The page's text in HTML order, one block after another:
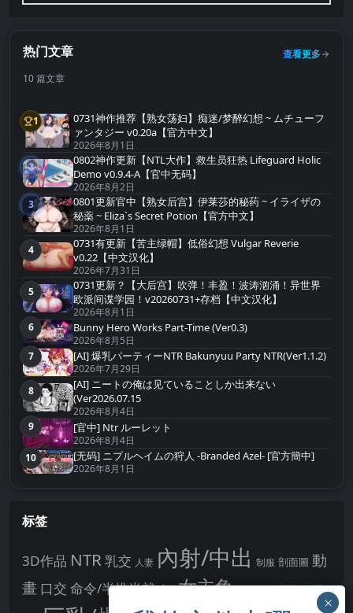
热门文章
查看更多
10 篇文章
第1名
1
0731神作推荐【熟女荡妇】痴迷/梦醉幻想 ~ ムチューフ
ァンタジー v0.20a【官方中文】
2026年8月1日
第2名
2
0802神作更新【NTL大作】救生员狂热 Lifeguard Holic
Demo v0.9.4-A【官中无码】
2026年8月2日
第3名
3
0801更新官中【熟女后宫】伊莱莎的秘药 ~ イライザの
秘薬 ~ Eliza`s Secret Potion【官方中文】
2026年8月1日
第4名
4
0731有更新【苦主绿帽】低俗幻想 Vulgar Reverie
v0.22【中文汉化】
2026年7月31日
第5名
5
0731更新？【大后宫】吹弹！丰盈！波涛汹涌！异世界
欧派间谍学园！v20260731+存档【中文汉化】
2026年8月1日
第6名
6 Bunny Hero Works Part-Time (Ver0.3)
2026年8月5日
第7名
7 [AI] 爆乳パーティーNTR Bakunyuu Party NTR(Ver1.1.2)
2026年7月29日
第8名
8
[AI] ニートの俺は见ていることしか出来ない
(Ver2026.07.15
2026年8月4日
第9名
9 [官中] Ntr ルーレット
2026年8月4日
第10名
10 [无码] ニプルヘイムの狩人 -Branded Azel- [官方簡中]
2026年8月1日
标签
3D作品 NTR乳交 人妻 內射/中出 制服 剖面圖 動
畫 口交 命令/半推半就 多P 女主角 姊姊正太 學校/校園